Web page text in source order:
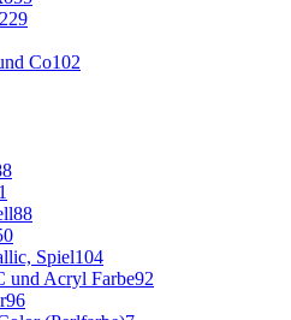
229
Co102
88
Spiel104
und Acryl Farbe92
96